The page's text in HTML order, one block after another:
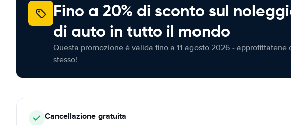
Fino a 20% di sconto sul
di auto in tutto il mondo
Questa promozione è valida fino a 11 agosto 2026 - approfittatene
stesso!
Cancellazionegratuita